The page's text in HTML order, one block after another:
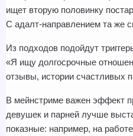
ищет вторую половинку
С адалт-направлением та же
Из подходов подойдут
«Я ищу долгосрочные
отзывы, истории счастливых
В мейнстриме важен эффект
девушек и парней лучше
показные: например, на